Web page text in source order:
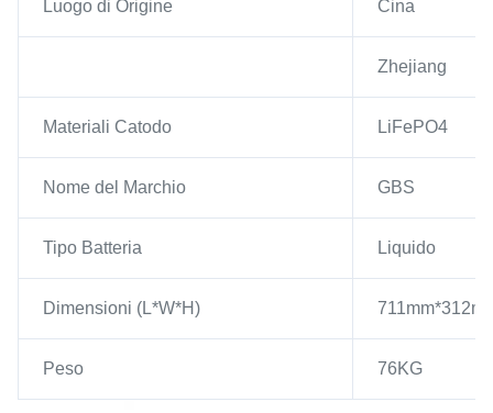
Luogo di Origine Cina
Zhejiang
Materiali Catodo LiFePO4
Nome del Marchio GBS
Tipo Batteria Liquido
Dimensioni (L*W*H)
Peso 76KG